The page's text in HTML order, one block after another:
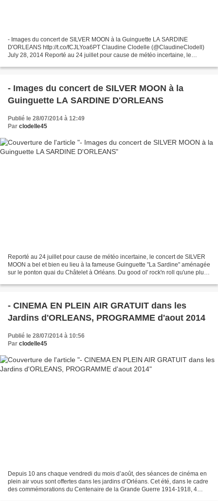
- Images du concert de SILVER MOON à la Guinguette LA SARDINE
D'ORLEANS http://t.co/fCJLYoa6PT Claudine Clodelle (@ClaudineClodell)
July 28, 2014 Reporté au 24 juillet pour cause de météo incertaine, le
- Images du concert de SILVER MOON à la
Guinguette LA SARDINE D'ORLEANS
Publié le 28/07/2014 à 12:49
Par clodelle45
Reporté au 24 juillet pour cause de météo incertaine, le concert de SILVER
MOON a bel et bien eu lieu à la fameuse Guinguette "La Sardine" aménagée
sur le ponton quai du Châtelet à Orléans. Du good ol' rock'n roll qu'une pluie
- CINEMA EN PLEIN AIR GRATUIT dans les
Jardins d'ORLEANS, PROGRAMME d'aout 2014
Publié le 28/07/2014 à 10:56
Par clodelle45
Depuis 10 ans chaque vendredi du mois d’août, des séances de cinéma en
plein air vous sont offertes dans les jardins d’Orléans. Cet été, dans le cadre
des commémorations du Centenaire de la Grande Guerre 1914-1918, 4